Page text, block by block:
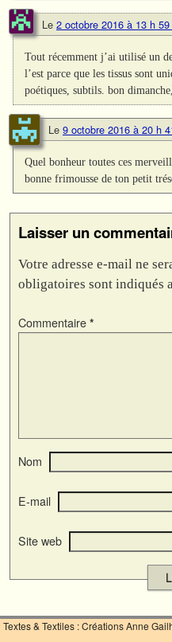
Le 2 octobre 2016 à 13 h
Tout récemment j’ai utilisé un
l’est parce que les tissus sont
poétiques, subtils. bon
Le 9 octobre 2016 à 20 h
Quel bonheur toutes ces
bonne frimousse de ton petit
Laisser un
Votre adresse e-mail ne
obligatoires sont indiqués
Commentaire *
Nom
E-mail
Site web
Textes & Textiles : Créations Anne